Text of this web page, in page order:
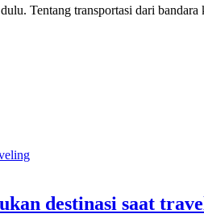
Tentang transportasi dari
destinasi saat